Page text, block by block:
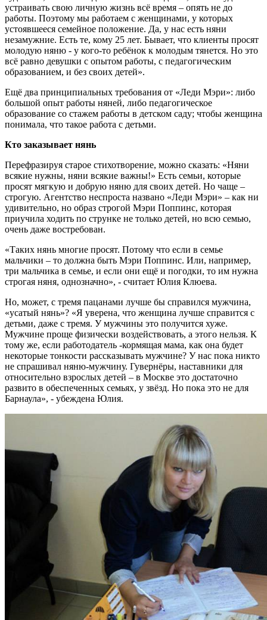
устраивать свою личную жизнь всё время – опять не до
работы. Поэтому мы работаем с женщинами, у которых
устоявшееся семейное положение. Да, у нас есть няни
незамужние. Есть те, кому 25 лет. Бывает, что клиенты просят
молодую няню - у кого-то ребёнок к молодым тянется. Но это
всё равно девушки с опытом работы, с педагогическим
образованием, и без своих детей».
Ещё два принципиальных требования от «Леди Мэри»: либо
большой опыт работы няней, либо педагогическое
образование со стажем работы в детском саду; чтобы женщина
понимала, что такое работа с детьми.
Кто заказывает нянь
Перефразируя старое стихотворение, можно сказать: «Няни
всякие нужны, няни всякие важны!» Есть семьи, которые
просят мягкую и добрую няню для своих детей. Но чаще –
строгую. Агентство неспроста названо «Леди Мэри» – как ни
удивительно, но образ строгой Мэри Поппинс, которая
приучила ходить по струнке не только детей, но всю семью,
очень даже востребован.
«Таких нянь многие просят. Потому что если в семье
мальчики – то должна быть Мэри Поппинс. Или, например,
три мальчика в семье, и если они ещё и погодки, то им нужна
строгая няня, однозначно», - считает Юлия Клюева.
Но, может, с тремя пацанами лучше бы справился мужчина,
«усатый нянь»? «Я уверена, что женщина лучше справится с
детьми, даже с тремя. У мужчины это получится хуже.
Мужчине проще физически воздействовать, а этого нельзя. К
тому же, если работодатель -кормящая мама, как она будет
некоторые тонкости рассказывать мужчине? У нас пока никто
не спрашивал няню-мужчину. Гувернёры, наставники для
относительно взрослых детей – в Москве это достаточно
развито в обеспеченных семьях, у звёзд. Но пока это не для
Барнаула», - убеждена Юлия.